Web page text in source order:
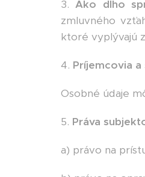
3.Ako dlho
zmluvného
ktoré vyplývajú
4. Príjemcovia
Osobné údaje
5. Práva
a) právo na